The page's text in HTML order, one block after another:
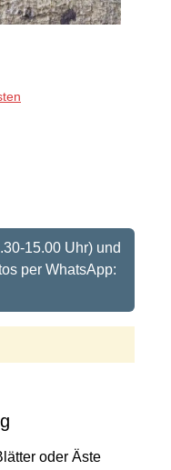
15.00 Uhr) und
per WhatsApp:
oder Äste